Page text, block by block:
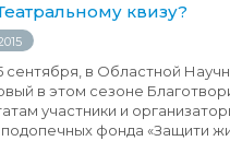
квизу?
сентября, в Областной
в этом сезоне
участники и
фонда «Защити